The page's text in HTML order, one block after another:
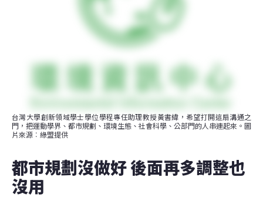
台灣大學創新領域學士學位學程專任助理教授黃書緯，希望打開這扇溝通之
門，把運動學界、都市規劃、環境生態、社會科學、公部門的人串連起來。圖
片來源︰綠盟提供
都市規劃沒做好 後面再多調整也
沒用